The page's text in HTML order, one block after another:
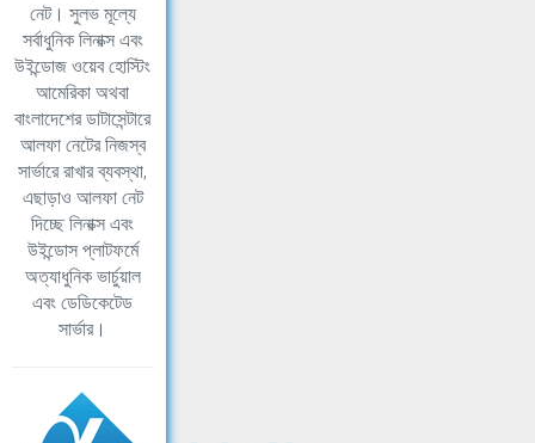
নেট। সুলভ মূল্যে
সর্বাধুনিক লিনাক্স এবং
উইন্ডোজ ওয়েব হোস্টিং
আমেরিকা অথবা
বাংলাদেশের ডাটাসেন্টারে
আলফা নেটের নিজস্ব
সার্ভারে রাখার ব্যবস্থা,
এছাড়াও আলফা নেট
দিচ্ছে লিনাক্স এবং
উইন্ডোস প্লাটফর্মে
অত্যাধুনিক ভার্চুয়াল
এবং ডেডিকেটেড
সার্ভার।